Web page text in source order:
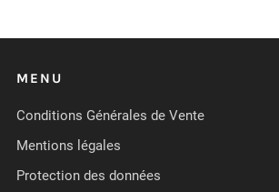
MENU
Conditions Générales de Vente
Mentions légales
Protection des données